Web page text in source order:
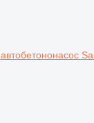
автобетононасос